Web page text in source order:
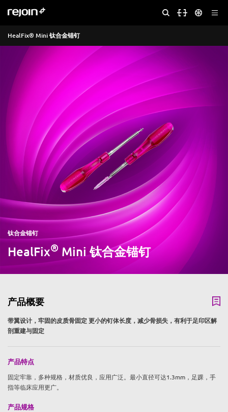
HealFix® Mini 钛合金锚钉
钛合金锚钉
HealFix® Mini 钛合金锚钉
产品概要
带翼设计，牢固的皮质骨固定 更小的钉体长度，减少骨损失，有利于足印区解
剖重建与固定
产品特点
固定牢靠，多种规格，材质优良，应用广泛。最小直径可达1.3mm，足踝，手
指等临床应用更广。
产品规格